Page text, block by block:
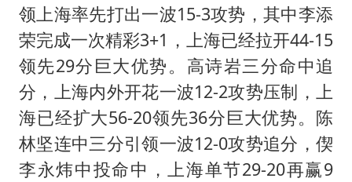
领上海率先打出一波15-3攻势，其中李添
荣完成一次精彩3+1，上海已经拉开44-15
领先29分巨大优势。高诗岩三分命中追
分，上海内外开花一波12-2攻势压制，上
海已经扩大56-20领先36分巨大优势。陈
林坚连中三分引领一波12-0攻势追分，偰
李永炜中投命中，上海单节29-20再赢9